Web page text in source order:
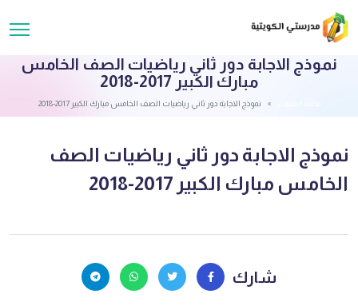
نموذج الاجابة دور ثاني رياضيات الصف الخامس
مبارك الكبير 2017-2018
نموذج الاجابة دور ثاني رياضيات الصف الخامس مبارك الكبير 2017-2018
نموذج الاجابة دور ثاني رياضيات الصف
الخامس مبارك الكبير 2017-2018
شارك